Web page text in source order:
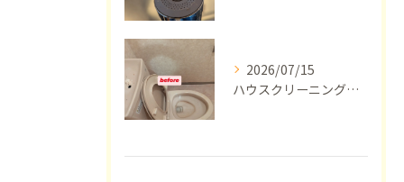
2026/07/15
ハウスクリーニング【東京】